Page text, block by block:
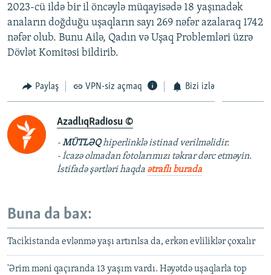
2023-cü ildə bir il öncəylə müqayisədə 18 yaşınadək
anaların doğduğu uşaqların sayı 269 nəfər azalaraq 1742
nəfər olub. Bunu Ailə, Qadın və Uşaq Problemləri üzrə
Dövlət Komitəsi bildirib.
Paylaş VPN-siz açmaq Bizi izlə
AzadlıqRadiosu ©
-MÜTLƏQhiperlinklə istinad verilməlidir.
- İcazə olmadan fotolarımızı təkrar dərc etməyin.
İstifadə şərtləri haqda ətraflı burada
Buna da bax:
Tacikistanda evlənmə yaşı artırılsa da, erkən evliliklər çoxalır
'Ərim məni qaçıranda 13 yaşım vardı. Həyətdə uşaqlarla top